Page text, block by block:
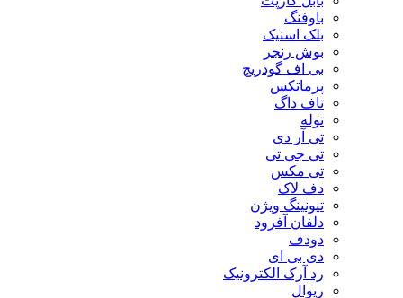
باوفنگ
بلک اسنیک
بوش رنجر
بی اف گودریچ
پرماتکس
تاف داگ
توله
تی آر دی
تی جی تی
تی مکس
دف لاک
تیونینگ ویژن
دلفان آفرود
دودف
دی بی ای
رد آرک الکترونیک
ریوال